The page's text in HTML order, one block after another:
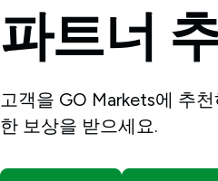
파트너
고객을 GO Markets에 추
한 보상을 받으세요.